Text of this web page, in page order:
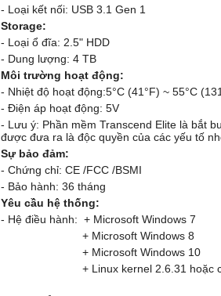
- Loại kết nối: USB 3.1 Gen 1
Storage:
- Loại ổ đĩa: 2.5" HDD
- Dung lượng: 4 TB
Môi trường hoạt động:
- Nhiệt độ hoạt động:5°C (41°F) ~ 55°C
- Điện áp hoạt động: 5V
- Lưu ý: Phần mềm Transcend Elite là bắt
được đưa ra là độc quyền của các yếu tố
Sự bảo đảm:
- Chứng chỉ: CE /FCC /BSMI
- Bảo hành: 36 tháng
Yêu cầu hệ thống:
- Hệ điều hành: + Microsoft Windows 7
+ Microsoft Windows 8
+ Microsoft Windows 10
+ Linux kernel 2.6.31 hoặc